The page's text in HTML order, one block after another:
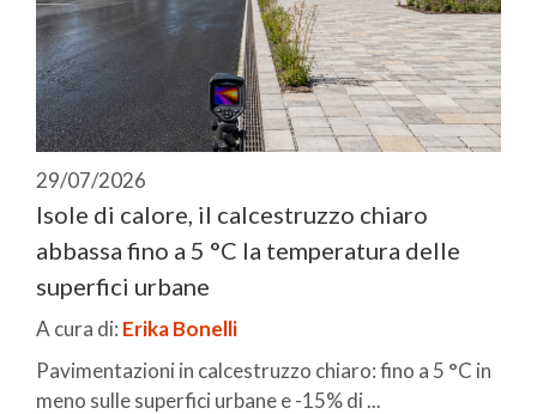
29/07/2026
Isole di calore, il calcestruzzo chiaro
abbassa fino a 5 °C la temperatura delle
superfici urbane
A cura di: Erika Bonelli
Pavimentazioni in calcestruzzo chiaro: fino a 5 °C in
meno sulle superfici urbane e -15% di ...